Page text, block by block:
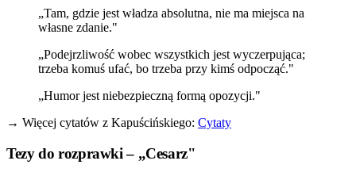
„Tam, gdzie jest władza absolutna, nie ma miejsca na
własne zdanie."
„Podejrzliwość wobec wszystkich jest wyczerpująca;
trzeba komuś ufać, bo trzeba przy kimś odpocząć."
„Humor jest niebezpieczną formą opozycji."
→ Więcej cytatów z Kapuścińskiego: Cytaty
Tezy do rozprawki – „Cesarz"